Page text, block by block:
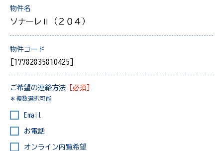
物件名
ソナーレⅡ（２０４）
物件コード
[17782835810425]
ご希望の連絡方法 ［必須］
＊複数選択可能
Email
お電話
オンライン内覧希望